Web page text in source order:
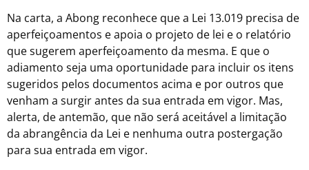
Na carta, a Abong reconhece que a Lei 13.019 precisa de
aperfeiçoamentos e apoia o projeto de lei e o relatório
que sugerem aperfeiçoamento da mesma. E que o
adiamento seja uma oportunidade para incluir os itens
sugeridos pelos documentos acima e por outros que
venham a surgir antes da sua entrada em vigor. Mas,
alerta, de antemão, que não será aceitável a limitação
da abrangência da Lei e nenhuma outra postergação
para sua entrada em vigor.